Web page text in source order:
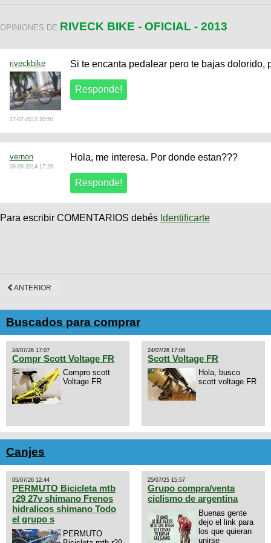
OPINIONES DE RIVECK BIKE - OFICIAL - 2013
riveckbike
27-07-2013 20:50
Si te encanta pedalear pero te bajas dolorido,
vernon
09-09-2014 17:26
Hola, me interesa. Por donde estan???
Para escribir COMENTARIOS debés Identificarte
ANTERIOR
Buscados para comprar
24/07/26 17:07
Compr Scott Voltage FR
Compro scott
Voltage FR
24/07/26 17:06
Scott Voltage FR
Hola, busco
scott voltage FR
Canjes
05/07/26 12:44
PERMUTO Bicicleta mtb
r29 27v shimano Frenos
hidralicos shimano Todo
el grupo s
PERMUTO
25/07/25 15:57
Grupo compra/venta
ciclismo de argentina
Buenas gente
dejo el link para
los que quieran
unirse